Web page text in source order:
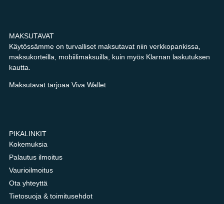
MAKSUTAVAT
Käytössämme on turvalliset maksutavat niin verkkopankissa,
maksukorteilla, mobiilimaksuilla, kuin myös Klarnan laskutuksen
kautta.
Maksutavat tarjoaa Viva Wallet
PIKALINKIT
Kokemuksia
Palautus ilmoitus
Vaurioilmoitus
Ota yhteyttä
Tietosuoja & toimitusehdot